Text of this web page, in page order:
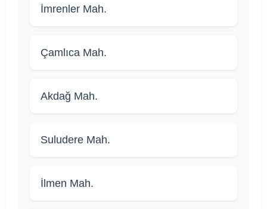
İmrenler Mah.
Çamlıca Mah.
Akdağ Mah.
Suludere Mah.
İlmen Mah.